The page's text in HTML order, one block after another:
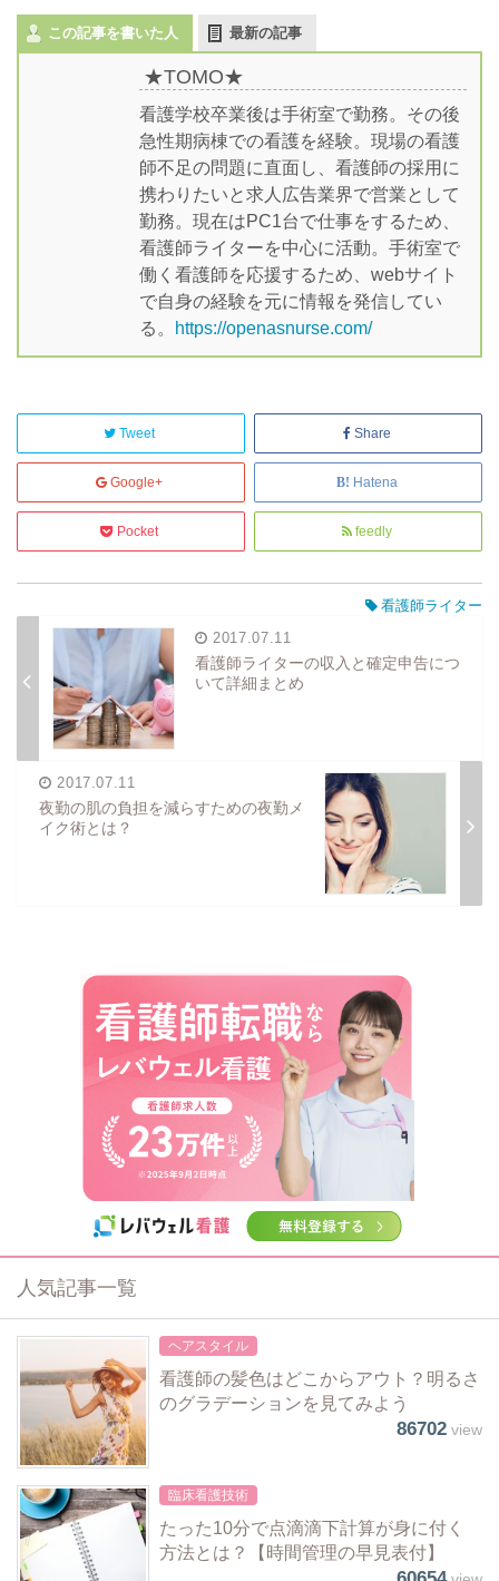
この記事を書いた人 最新の記事
★TOMO★
看護学校卒業後は手術室で勤務。その後
急性期病棟での看護を経験。現場の看護
師不足の問題に直面し、看護師の採用に
携わりたいと求人広告業界で営業として
勤務。現在はPC1台で仕事をするため、
看護師ライターを中心に活動。手術室で
働く看護師を応援するため、webサイト
で自身の経験を元に情報を発信してい
る。
https://openasnurse.com/
Tweet Share
Google+ Hatena
Pocket feedly
看護師ライター
2017.07.11
看護師ライターの収入と確定申告につ
いて詳細まとめ
2017.07.11
夜勤の肌の負担を減らすための夜勤メ
イク術とは？
人気記事一覧
ヘアスタイル
看護師の髪色はどこからアウト？明るさ
のグラデーションを見てみよう
86702view
臨床看護技術
たった10分で点滴滴下計算が身に付く
方法とは？【時間管理の早見表付】